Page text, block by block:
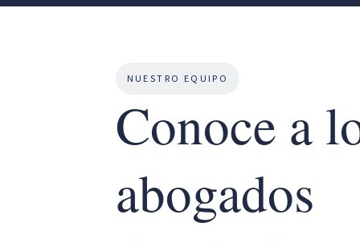
NUESTRO EQUIPO
Conoce a
abogados